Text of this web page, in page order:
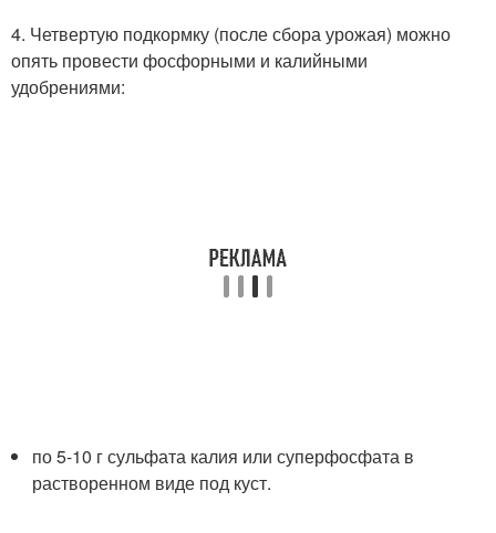
4. Четвертую подкормку (после сбора урожая) можно
опять провести фосфорными и калийными
удобрениями:
по 5-10 г сульфата калия или суперфосфата в
растворенном виде под куст.